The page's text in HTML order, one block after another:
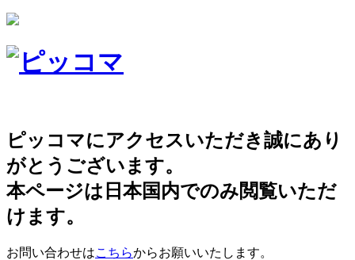
ピッコマにアクセスいただき誠にあり
がとうございます。
本ページは日本国内でのみ閲覧いただ
けます。
お問い合わせはこちらからお願いいたします。